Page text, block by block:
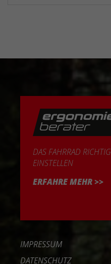
DAS FAHRRAD RICHTIG
EINSTELLEN
ERFAHRE MEHR >>
IMPRESSUM
DATENSCHUTZ